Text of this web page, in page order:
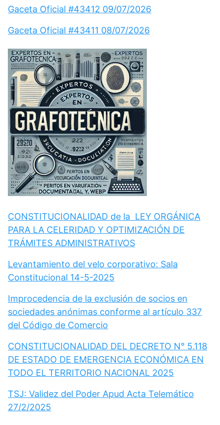
Gaceta Oficial #43412 09/07/2026
Gaceta Oficial #43411 08/07/2026
CONSTITUCIONALIDAD de la LEY ORGÁNICA
PARA LA CELERIDAD Y OPTIMIZACIÓN DE
TRÁMITES ADMINISTRATIVOS
Levantamiento del velo corporativo: Sala
Constitucional 14-5-2025
Improcedencia de la exclusión de socios en
sociedades anónimas conforme al artículo 337
del Código de Comercio
CONSTITUCIONALIDAD DEL DECRETO N° 5.118
DE ESTADO DE EMERGENCIA ECONÓMICA EN
TODO EL TERRITORIO NACIONAL 2025
TSJ: Validez del Poder Apud Acta Telemático
27/2/2025